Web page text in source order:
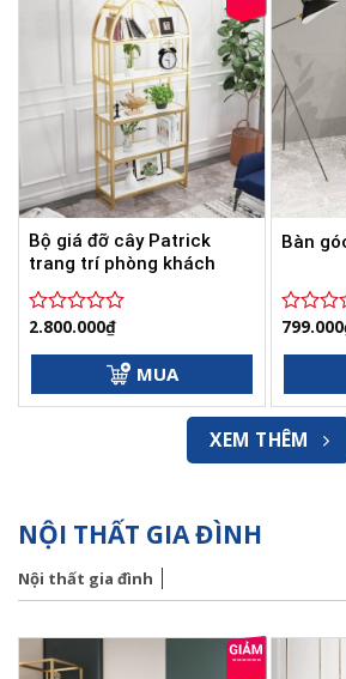
Bộ giá đỡ cây Patrick
trang trí phòng khách
Được
5
2.800.000₫
MUA
Bàn
Được
5
799.000
XEM THÊM
NỘI THẤT GIA ĐÌNH
Nội thất gia đình